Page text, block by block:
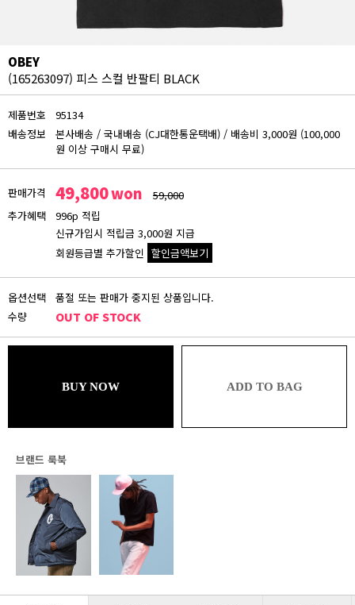
OBEY
(165263097) 피스 스컬 반팔티 BLACK
제품번호
95134
배송정보
본사배송 / 국내배송 (CJ대한통운택배) / 배송비 3,000원 (100,000
원 이상 구매시 무료)
판매가격 49,800won
59,000
추가혜택
996p 적립
신규가입시 적립금 3,000원 지급
회원등급별 추가할인 할인금액보기
회원등급 할인가
비회원
49,800원
블루
브론즈
48,804원 (추가할인 2% / 추가적립 1%)
48,804원 (추가할인 2% / 추가적립 2%)
플래티넘
48,306원 (추가할인 3% / 추가적립 2%)
다이아몬드
옵션선택
품절 또는 판매가 중지된 상품입니다.
수량
OUT OF STOCK
BUY NOW ADD TO BAG
브랜드 룩북